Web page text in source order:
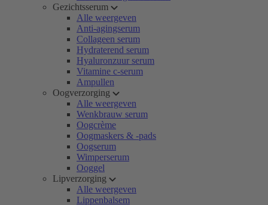
Gezichtsserum
Alle weergeven
Anti-agingserum
Collageen serum
Hydraterend serum
Hyaluronzuur serum
Vitamine c-serum
Ampullen
Oogverzorging
Alle weergeven
Wenkbrauw serum
Oogcrème
Oogmaskers & -pads
Oogserum
Wimperserum
Ooggel
Lipverzorging
Alle weergeven
Lippenbalsem